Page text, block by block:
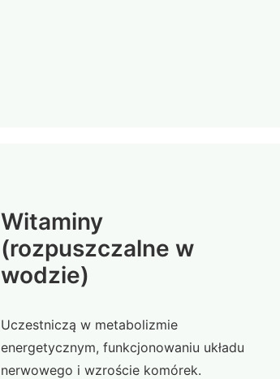
Witaminy
(rozpuszczalne w
wodzie)
Uczestniczą w metabolizmie
energetycznym, funkcjonowaniu układu
nerwowego i wzroście komórek.